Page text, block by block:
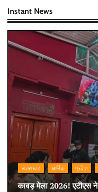
Instant News
उत्तराखंड धार्मिक प्रदेश
कावड़ मेला 2026! एटीएस ने